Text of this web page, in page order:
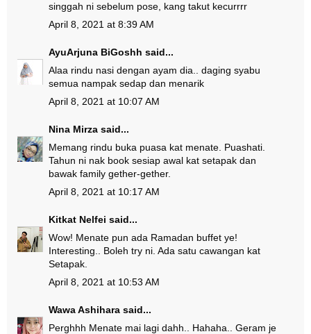
singgah ni sebelum pose, kang takut kecurrrr
April 8, 2021 at 8:39 AM
AyuArjuna BiGoshh said...
Alaa rindu nasi dengan ayam dia.. daging syabu
semua nampak sedap dan menarik
April 8, 2021 at 10:07 AM
Nina Mirza said...
Memang rindu buka puasa kat menate. Puashati.
Tahun ni nak book sesiap awal kat setapak dan
bawak family gether-gether.
April 8, 2021 at 10:17 AM
Kitkat Nelfei said...
Wow! Menate pun ada Ramadan buffet ye!
Interesting.. Boleh try ni. Ada satu cawangan kat
Setapak.
April 8, 2021 at 10:53 AM
Wawa Ashihara said...
Perghhh Menate mai lagi dahh.. Hahaha.. Geram je